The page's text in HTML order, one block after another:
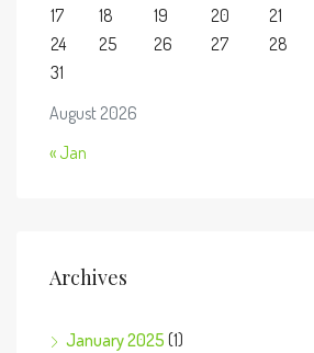
August 2026
17
18 19 20 21
24
25 26 27 28
31
« Jan
Archives
January 2025 (1)